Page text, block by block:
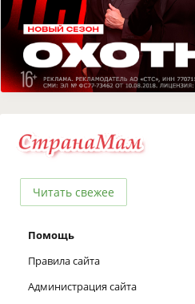
Читать свежее
Помощь
Правила сайта
Администрация сайта